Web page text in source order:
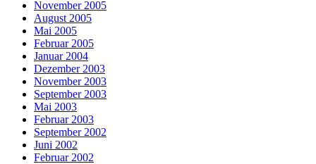
November 2005
August 2005
Mai 2005
Februar 2005
Januar 2004
Dezember 2003
November 2003
September 2003
Mai 2003
Februar 2003
September 2002
Juni 2002
Februar 2002